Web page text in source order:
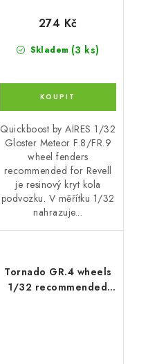
Skladem (3 ks)
274 Kč
Quickboost by AIRES 1/32
Gloster Meteor F.8/FR.9
wheel fenders
recommended for Revell
je resinový kryt kola
podvozku. V měřítku 1/32
nahrazuje...
Tornado GR.4 wheels
1/32 recommended